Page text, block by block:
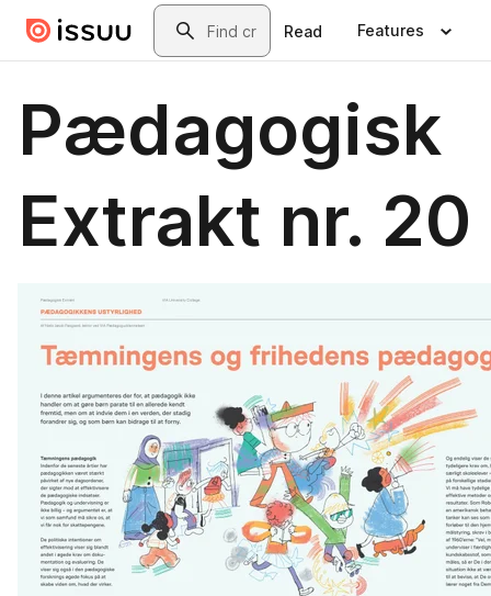
Skip to main contentSearch
Read Features
Pædagogisk
Extrakt nr. 20